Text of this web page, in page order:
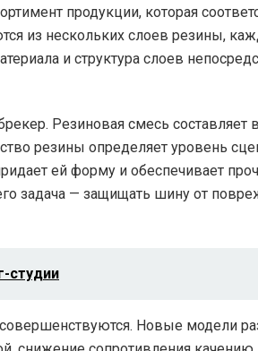
продукции, которая
из нескольких слоев резины,
и структура слоев
Резиновая смесь составляет
резины определяет уровень
ей форму и обеспечивает
задача — защищать шину от
студии
Новые модели